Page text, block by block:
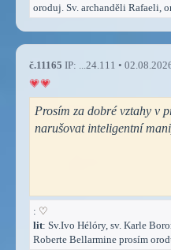
oroduj. Sv. archanděli Rafaeli,
č.11165 IP: ...24.111 •
Prosím za dobré vztahy v
narušovat inteligentní
: ♡
lit: Sv.Ivo Hélóry, sv. Karle
Roberte Bellarmine prosím